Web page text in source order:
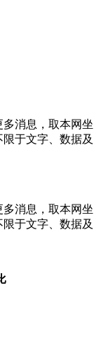
消息，取本网坐
于文字、数据及
消息，取本网坐
于文字、数据及